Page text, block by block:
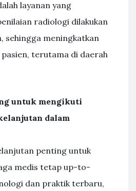
layanan yang
radiologi dilakukan
sehingga meningkatkan
pasien, terutama di daerah
untuk mengikuti
dalam
penting untuk
medis tetap up-to-
dan praktik terbaru,